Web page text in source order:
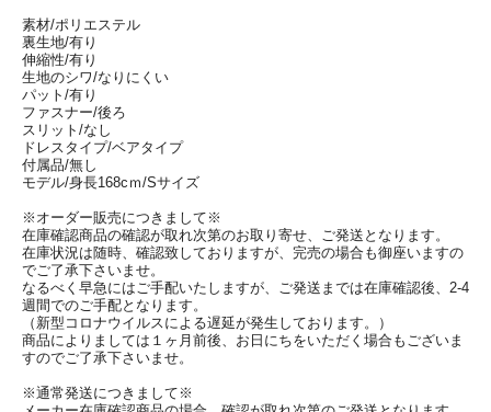
素材/ポリエステル
裏生地/有り
伸縮性/有り
生地のシワ/なりにくい
パット/有り
ファスナー/後ろ
スリット/なし
ドレスタイプ/ベアタイプ
付属品/無し
モデル/身長168cｍ/Sサイズ
※オーダー販売につきまして※
在庫確認商品の確認が取れ次第のお取り寄せ、ご発送となります。
在庫状況は随時、確認致しておりますが、完売の場合も御座いますの
でご了承下さいませ。
なるべく早急にはご手配いたしますが、ご発送までは在庫確認後、2-4
週間でのご手配となります。
（新型コロナウイルスによる遅延が発生しております。）
商品によりましては１ヶ月前後、お日にちをいただく場合もございま
すのでご了承下さいませ。
※通常発送につきまして※